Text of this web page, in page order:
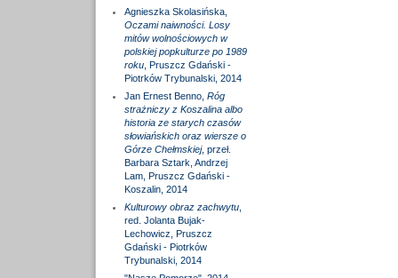
Agnieszka Skolasińska,
Oczami naiwności. Losy
mitów wolnościowych w
polskiej popkulturze po 1989
roku, Pruszcz Gdański -
Piotrków Trybunalski, 2014
Jan Ernest Benno, Róg
strażniczy z Koszalina albo
historia ze starych czasów
słowiańskich oraz wiersze o
Górze Chełmskiej, przeł.
Barbara Sztark, Andrzej
Lam, Pruszcz Gdański -
Koszalin, 2014
Kulturowy obraz zachwytu,
red. Jolanta Bujak-
Lechowicz, Pruszcz
Gdański - Piotrków
Trybunalski, 2014